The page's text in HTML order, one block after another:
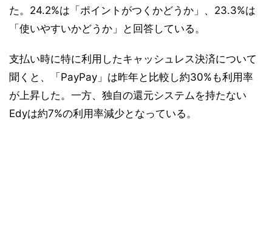
た。24.2%は「ポイントがつくかどうか」、23.3%は
「使いやすいかどうか」と回答している。
支払い時に特に利用したキャッシュレス決済について
聞くと、「PayPay」は昨年と比較し約30%も利用率
が上昇した。一方、独自の還元システムを持たない
Edyは約7%の利用率減少となっている。